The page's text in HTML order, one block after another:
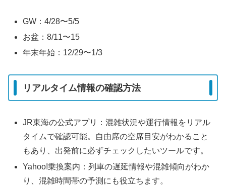
GW：4/28〜5/5
お盆：8/11〜15
年末年始：12/29〜1/3
リアルタイム情報の確認方法
JR東海の公式アプリ：混雑状況や運行情報をリアル
タイムで確認可能。自由席の空席目安がわかること
もあり、出発前に必ずチェックしたいツールです。
Yahoo!乗換案内：列車の遅延情報や混雑傾向がわか
り、混雑時間帯の予測にも役立ちます。